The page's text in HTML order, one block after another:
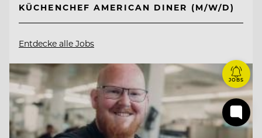
KÜCHENCHEF AMERICAN DINER (M/W/D)
Entdecke alle Jobs
JOBS